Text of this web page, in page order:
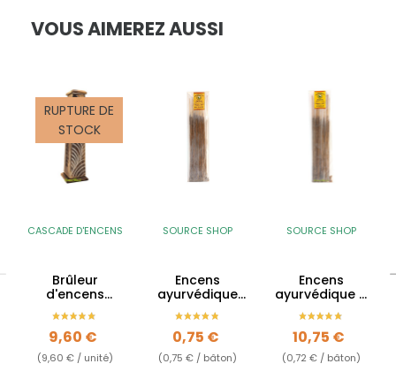
VOUS AIMEREZ AUSSI
RUPTURE DE
STOCK
CASCADE D'ENCENS
Brûleur
d'encens
vertical en
bois - feuilles
Prix
9,60 €
(9,60 € / unité)
SOURCE SHOP
Encens
ayurvédique
Nag Champa
Prix
0,75 €
(0,75 € / bâton)
SOURCE SHOP
Encens
ayurvédique à
la Cannelle
Prix
10,75 €
(0,72 € / bâton)